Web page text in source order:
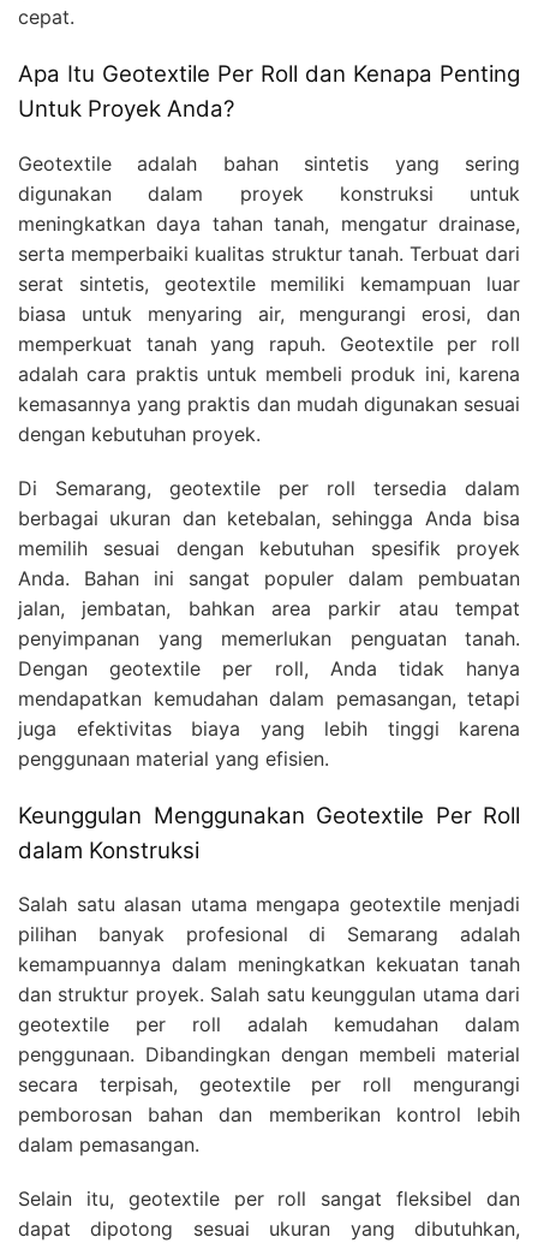
cepat.
Apa Itu Geotextile Per Roll dan Kenapa Penting
Untuk Proyek Anda?
Geotextile adalah bahan sintetis yang sering
digunakan dalam proyek konstruksi untuk
meningkatkan daya tahan tanah, mengatur drainase,
serta memperbaiki kualitas struktur tanah. Terbuat dari
serat sintetis, geotextile memiliki kemampuan luar
biasa untuk menyaring air, mengurangi erosi, dan
memperkuat tanah yang rapuh. Geotextile per roll
adalah cara praktis untuk membeli produk ini, karena
kemasannya yang praktis dan mudah digunakan sesuai
dengan kebutuhan proyek.
Di Semarang, geotextile per roll tersedia dalam
berbagai ukuran dan ketebalan, sehingga Anda bisa
memilih sesuai dengan kebutuhan spesifik proyek
Anda. Bahan ini sangat populer dalam pembuatan
jalan, jembatan, bahkan area parkir atau tempat
penyimpanan yang memerlukan penguatan tanah.
Dengan geotextile per roll, Anda tidak hanya
mendapatkan kemudahan dalam pemasangan, tetapi
juga efektivitas biaya yang lebih tinggi karena
penggunaan material yang efisien.
Keunggulan Menggunakan Geotextile Per Roll
dalam Konstruksi
Salah satu alasan utama mengapa geotextile menjadi
pilihan banyak profesional di Semarang adalah
kemampuannya dalam meningkatkan kekuatan tanah
dan struktur proyek. Salah satu keunggulan utama dari
geotextile per roll adalah kemudahan dalam
penggunaan. Dibandingkan dengan membeli material
secara terpisah, geotextile per roll mengurangi
pemborosan bahan dan memberikan kontrol lebih
dalam pemasangan.
Selain itu, geotextile per roll sangat fleksibel dan
dapat dipotong sesuai ukuran yang dibutuhkan,